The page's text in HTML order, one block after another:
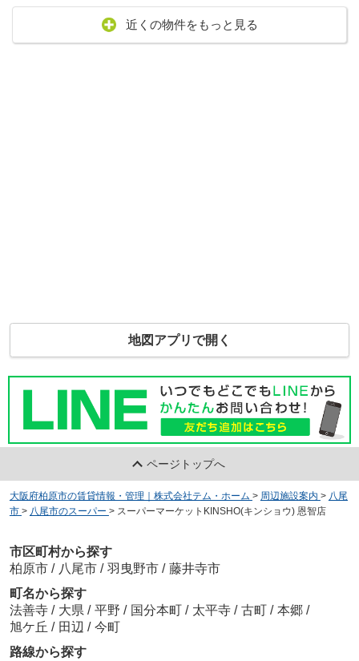
近くの物件をもっと見る
地図アプリで開く
ページトップへ
大阪府柏原市の賃貸情報・管理｜株式会社テム・ホーム > 周辺施設案内 > 八尾
市 > 八尾市のスーパー > スーパーマーケットKINSHO(キンショウ) 恩智店
市区町村から探す
柏原市 / 八尾市 / 羽曳野市 / 藤井寺市
町名から探す
法善寺 / 大県 / 平野 / 国分本町 / 太平寺 / 古町 / 本郷 /
旭ケ丘 / 田辺 / 今町
路線から探す